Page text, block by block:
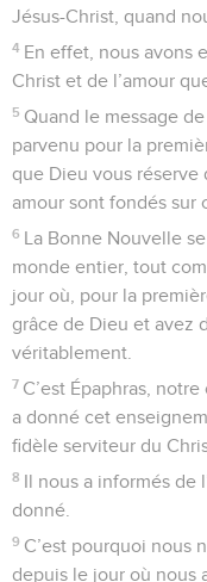
20 et, par lui, il a voulu
C’est par la mort de
pour tous, soit sur la
21
Vous aussi, vous
ses ennemis à cause
commettiez.
22 Mais maintenant,
corps humain, Dieu
faire paraître devant lui
23 Cependant, il faut
fermement établis sur
laisser écarter de
vous avez entendu la
Nouvelle a été
que moi, Paul, je suis
La mission de
24 Maintenant, je me
pour vous. Car, en ma